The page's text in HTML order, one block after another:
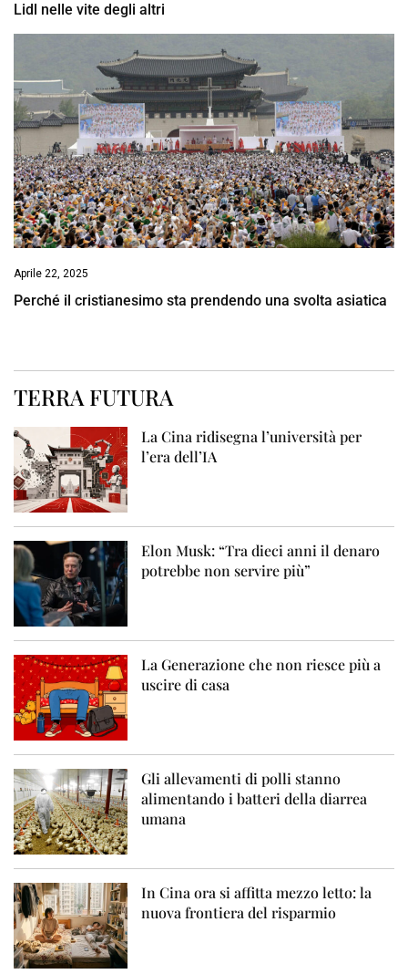
Lidl nelle vite degli altri
Aprile 22, 2025
Perché il cristianesimo sta prendendo una svolta asiatica
TERRA FUTURA
La Cina ridisegna l’università per
l’era dell’IA
Elon Musk: “Tra dieci anni il denaro
potrebbe non servire più”
La Generazione che non riesce più a
uscire di casa
Gli allevamenti di polli stanno
alimentando i batteri della diarrea
umana
In Cina ora si affitta mezzo letto: la
nuova frontiera del risparmio